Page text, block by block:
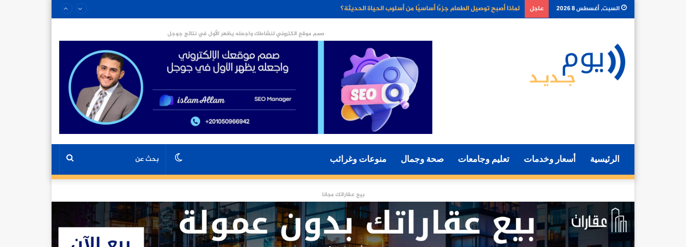
السبت, أغسطس 8 2026 عاجل كيف تغير أدوات الذكاء الاصطناعي مستقبل التسويق الرقمي؟
صمم موقع الكتروني لنشاطك واجعله يظهر الأول في نتائج جوجل
الرئيسية أسعار وخدمات تعليم وجامعات صحة وجمال منوعات وغرائب الوضع
بيع عقاراتك مجانا